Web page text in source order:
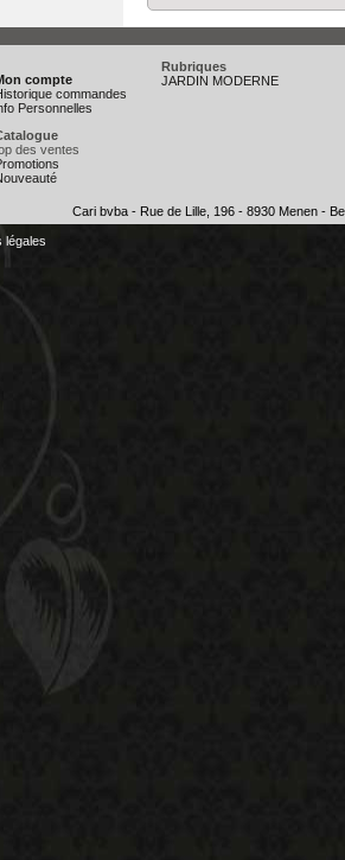
compte
commandes
Personnelles
des ventes
Rubriques
JARDIN MODERNE
Cari bvba - Rue de Lille, 196 - 8930 Menen -
légales